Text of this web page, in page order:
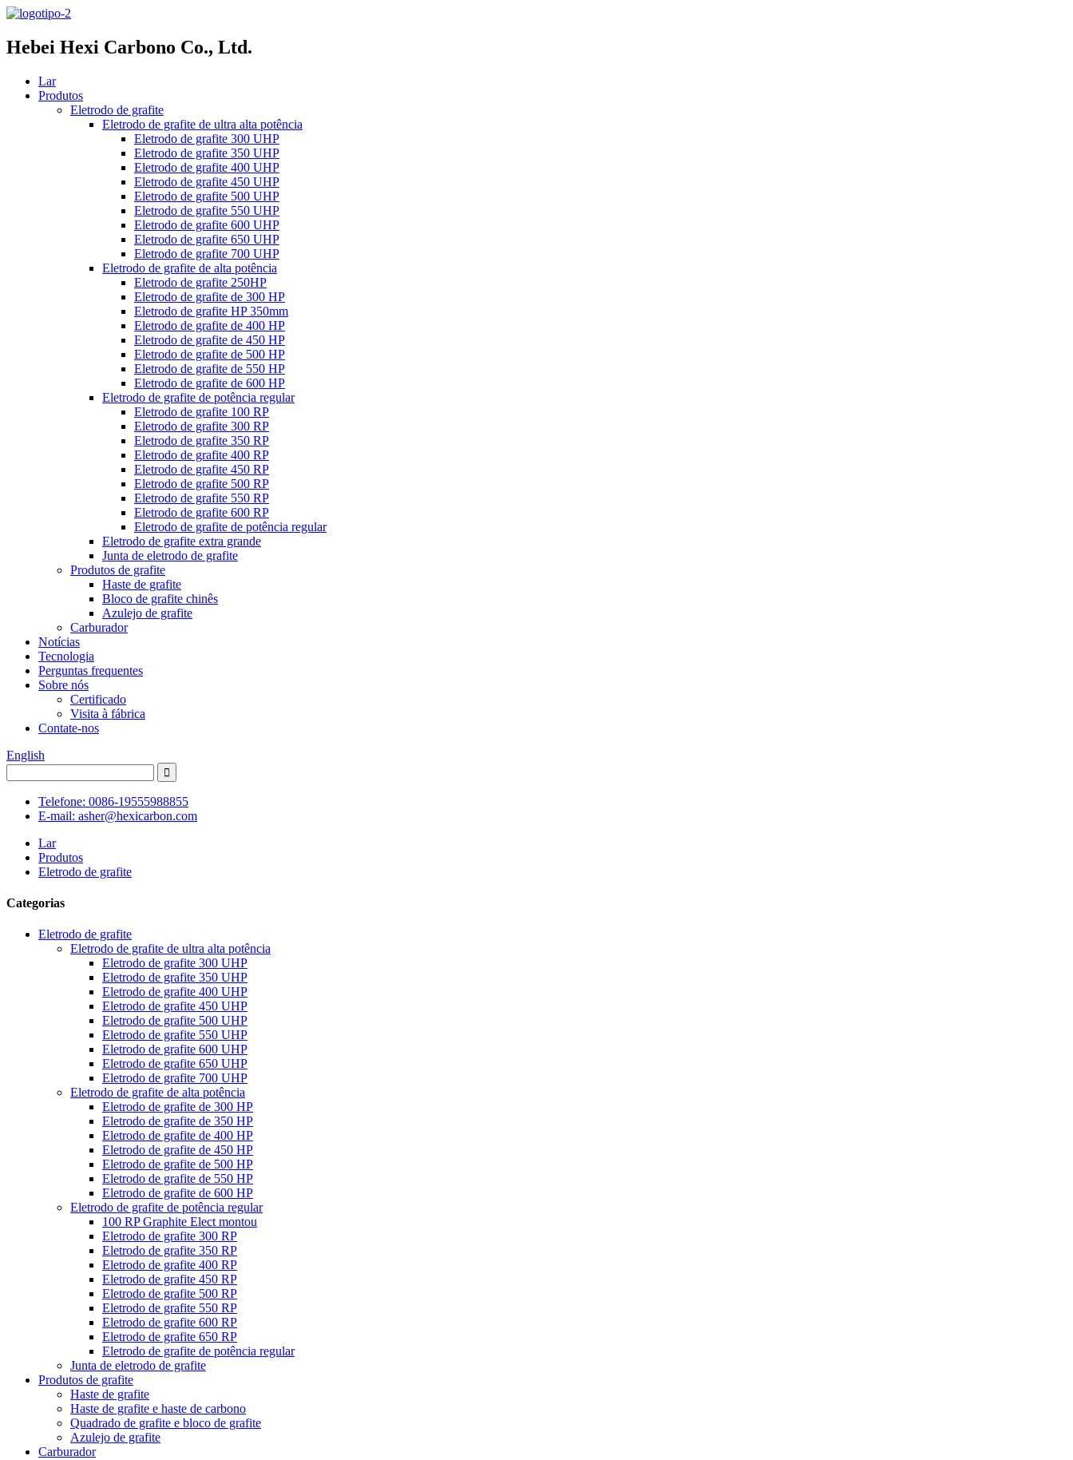
Hebei Hexi Carbono Co., Ltd.
Lar
Produtos
Eletrodo de grafite
Eletrodo de grafite de ultra alta potência
Eletrodo de grafite 300 UHP
Eletrodo de grafite 350 UHP
Eletrodo de grafite 400 UHP
Eletrodo de grafite 450 UHP
Eletrodo de grafite 500 UHP
Eletrodo de grafite 550 UHP
Eletrodo de grafite 600 UHP
Eletrodo de grafite 650 UHP
Eletrodo de grafite 700 UHP
Eletrodo de grafite de alta potência
Eletrodo de grafite 250HP
Eletrodo de grafite de 300 HP
Eletrodo de grafite HP 350mm
Eletrodo de grafite de 400 HP
Eletrodo de grafite de 450 HP
Eletrodo de grafite de 500 HP
Eletrodo de grafite de 550 HP
Eletrodo de grafite de 600 HP
Eletrodo de grafite de potência regular
Eletrodo de grafite 100 RP
Eletrodo de grafite 300 RP
Eletrodo de grafite 350 RP
Eletrodo de grafite 400 RP
Eletrodo de grafite 450 RP
Eletrodo de grafite 500 RP
Eletrodo de grafite 550 RP
Eletrodo de grafite 600 RP
Eletrodo de grafite de potência regular
Eletrodo de grafite extra grande
Junta de eletrodo de grafite
Produtos de grafite
Haste de grafite
Bloco de grafite chinês
Azulejo de grafite
Carburador
Notícias
Tecnologia
Perguntas frequentes
Sobre nós
Certificado
Visita à fábrica
Contate-nos
English
Telefone: 0086-19555988855
E-mail: asher@hexicarbon.com
Lar
Produtos
Eletrodo de grafite
Categorias
Eletrodo de grafite
Eletrodo de grafite de ultra alta potência
Eletrodo de grafite 300 UHP
Eletrodo de grafite 350 UHP
Eletrodo de grafite 400 UHP
Eletrodo de grafite 450 UHP
Eletrodo de grafite 500 UHP
Eletrodo de grafite 550 UHP
Eletrodo de grafite 600 UHP
Eletrodo de grafite 650 UHP
Eletrodo de grafite 700 UHP
Eletrodo de grafite de alta potência
Eletrodo de grafite de 300 HP
Eletrodo de grafite de 350 HP
Eletrodo de grafite de 400 HP
Eletrodo de grafite de 450 HP
Eletrodo de grafite de 500 HP
Eletrodo de grafite de 550 HP
Eletrodo de grafite de 600 HP
Eletrodo de grafite de potência regular
100 RP Graphite Elect montou
Eletrodo de grafite 300 RP
Eletrodo de grafite 350 RP
Eletrodo de grafite 400 RP
Eletrodo de grafite 450 RP
Eletrodo de grafite 500 RP
Eletrodo de grafite 550 RP
Eletrodo de grafite 600 RP
Eletrodo de grafite 650 RP
Eletrodo de grafite de potência regular
Junta de eletrodo de grafite
Produtos de grafite
Haste de grafite
Haste de grafite e haste de carbono
Quadrado de grafite e bloco de grafite
Azulejo de grafite
Carburador